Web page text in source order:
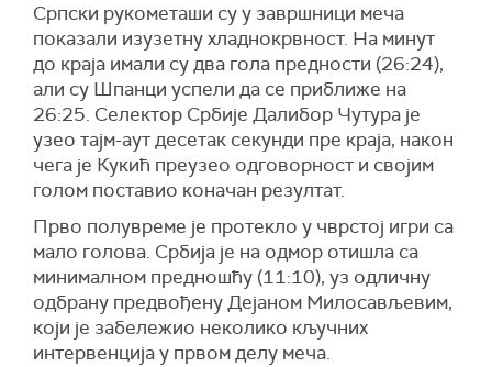
Српски рукометаши су у завршници меча
показали изузетну хладнокрвност. На минут
до краја имали су два гола предности (26:24),
али су Шпанци успели да се приближе на
26:25. Селектор Србије Далибор Чутура је
узео тајм-аут десетак секунди пре краја, након
чега је Кукић преузео одговорност и својим
голом поставио коначан резултат.
Прво полувреме је протекло у чврстој игри са
мало голова. Србија је на одмор отишла са
минималном предношћу (11:10), уз одличну
одбрану предвођену Дејаном Милосављевим,
који је забележио неколико кључних
интервенција у првом делу меча.